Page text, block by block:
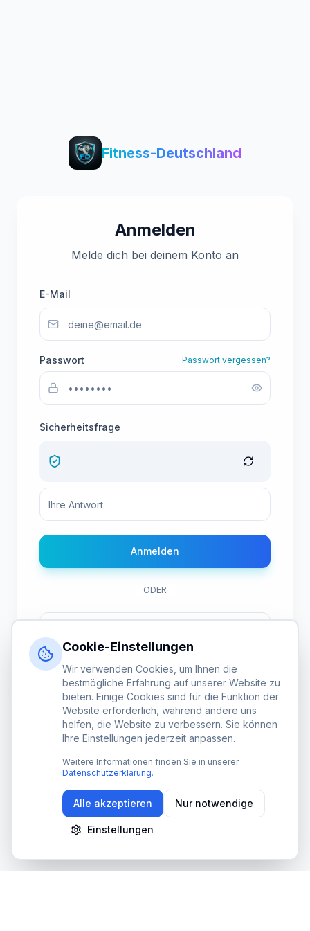
Fitness-Deutschland
Anmelden
Melde dich bei deinem Konto an
E-Mail
Passwort Passwort vergessen?
Sicherheitsfrage
Anmelden
ODER
Noch kein Konto? Jetzt registrieren
DSGVO-konform SSL-verschlüsselt Made in Germany
Cookie-Einstellungen
Wir verwenden Cookies, um Ihnen die
bestmögliche Erfahrung auf unserer Website zu
bieten. Einige Cookies sind für die Funktion der
Website erforderlich, während andere uns
helfen, die Website zu verbessern. Sie können
Ihre Einstellungen jederzeit anpassen.
Weitere Informationen finden Sie in unserer
Datenschutzerklärung.
Alle akzeptieren Nur notwendige
Einstellungen